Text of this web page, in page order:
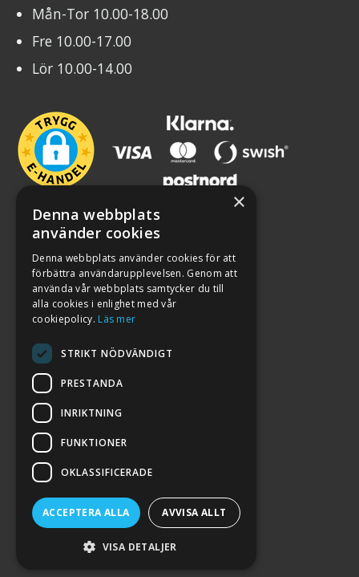
Mån-Tor 10.00-18.00
Fre 10.00-17.00
Lör 10.00-14.00
2026. ALL RIGHTS RESERVED.
POWERED BY EMPORI CMS
×
Denna webbplats
använder cookies
Denna webbplats använder cookies för att
förbättra användarupplevelsen. Genom att
använda vår webbplats samtycker du till
alla cookies i enlighet med vår
cookiepolicy. Läs mer
STRIKT NÖDVÄNDIGT
PRESTANDA
INRIKTNING
FUNKTIONER
OKLASSIFICERADE
ACCEPTERA ALLA AVVISA ALLT
VISA DETALJER